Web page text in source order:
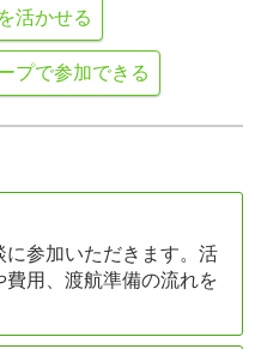
活かせる
プで参加できる
参加いただきます。活
用、渡航準備の流れを